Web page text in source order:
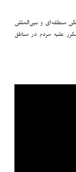
منطقه‌ای و بین‌المللی
علیه مردم در مناطق